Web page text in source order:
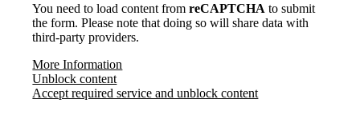
dieses
Feld
nicht
You need to load content fromreCAPTCHA to submit
the form. Please note that doing so will share data with
third-party providers.
More Information
Unblock content
Accept required service and unblock content